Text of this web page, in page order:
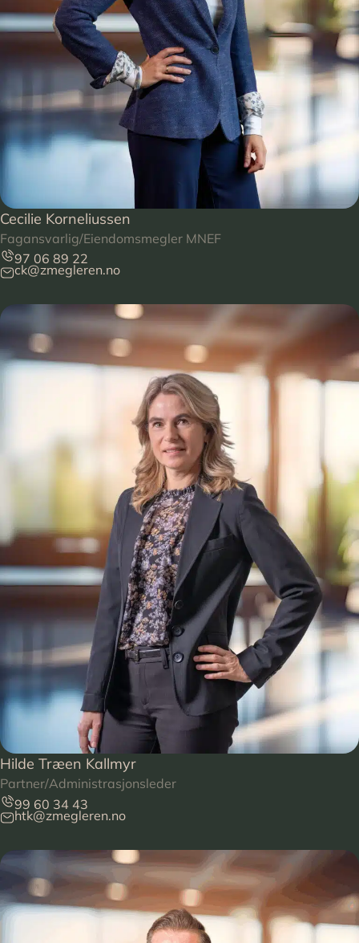
Cecilie Korneliussen
Fagansvarlig/Eiendomsmegler MNEF
97 06 89 22
ck@zmegleren.no
Hilde Træen Kallmyr
Partner/Administrasjonsleder
99 60 34 43
htk@zmegleren.no